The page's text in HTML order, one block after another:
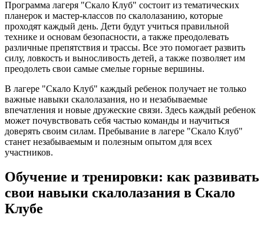
Программа лагеря "Скало Клуб" состоит из тематических
планерок и мастер-классов по скалолазанию, которые
проходят каждый день. Дети будут учиться правильной
технике и основам безопасности, а также преодолевать
различные препятствия и трассы. Все это помогает развить
силу, ловкость и выносливость детей, а также позволяет им
преодолеть свои самые смелые горные вершины.
В лагере "Скало Клуб" каждый ребенок получает не только
важные навыки скалолазания, но и незабываемые
впечатления и новые дружеские связи. Здесь каждый ребенок
может почувствовать себя частью команды и научиться
доверять своим силам. Пребывание в лагере "Скало Клуб"
станет незабываемым и полезным опытом для всех
участников.
Обучение и тренировки: как развивать
свои навыки скалолазания в Скало
Клубе